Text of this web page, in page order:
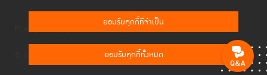
ยอมรับคุกกี้ที่จำเป็น
ยอมรับคุกกี้ทั้งหมด
© Copyright 2023 Thailand Institute of Justice All Rights Reserved
Privacy Policy Cookies Policy